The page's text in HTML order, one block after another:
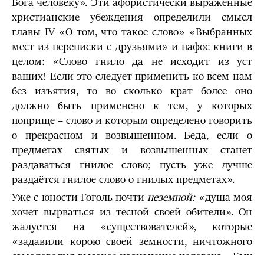
Бога человеку». Эти афористически выраженные
христианские убеждения определили смысл
главы IV «О том, что такое слово» «Выбранных
мест из переписки с друзьями» и пафос книги в
целом: «Слово гнило да не исходит из уст
ваших! Если это следует применить ко всем нам
без изъятия, то во сколько крат более оно
должно быть применено к тем, у которых
поприще – слово и которым определено говорить
о прекрасном и возвышенном. Беда, если о
предметах святых и возвышенных станет
раздаваться гнилое слово; пусть уже лучше
раздаётся гни­лое слово о гнилых предметах».
Уже с юности Гоголь почтинеземной: «душа моя
хочет вырваться из тесной своей обители». Он
жалуется на «существователей», которые
«задавили корою своей земности, ничтожного